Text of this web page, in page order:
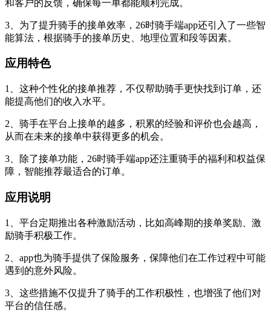
和客户的反馈，确保每一单都能顺利完成。
3、为了提升骑手的接单效率，26时骑手端app还引入了一些智
能算法，根据骑手的接单历史、地理位置和段等因素。
应用特色
1、这种个性化的接单推荐，不仅帮助骑手更快找到订单，还
能提高他们的收入水平。
2、骑手在平台上接单的越多，积累的经验和评价也会越高，
从而在未来的接单中获得更多的机会。
3、除了接单功能，26时骑手端app还注重骑手的福利和权益保
障，智能推荐最适合的订单。
应用说明
1、平台定期推出各种激励活动，比如高峰期的接单奖励、激
励骑手积极工作。
2、app也为骑手提供了保险服务，保障他们在工作过程中可能
遇到的意外风险。
3、这些措施不仅提升了骑手的工作积极性，也增强了他们对
平台的信任感。